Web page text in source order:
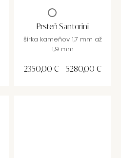
Prsteň Santorini
šírka kameňov 1,7 mm až
1,9 mm
2350,00 € – 5280,00 €